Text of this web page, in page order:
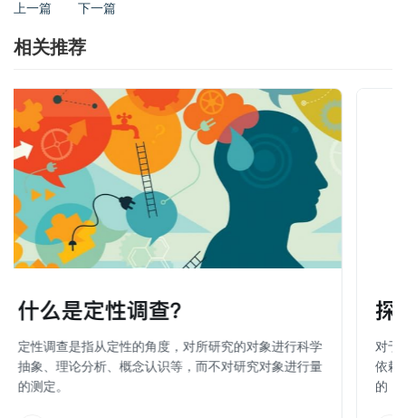
上一篇 下一篇
相关推荐
查？
角度，对所研究的对象进行科学
认识等，而不对研究对象进行量
对于探索性研究的数据分析
依赖方法就是要检查一组变
的，进而把变量组缩减成几